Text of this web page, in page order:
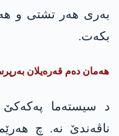
بەری ھەر تشتی و
بکەت.
ھەمان دەم قەرەیلان
د سیستەما پەکەکێ
ناڤەندێ نە. چ